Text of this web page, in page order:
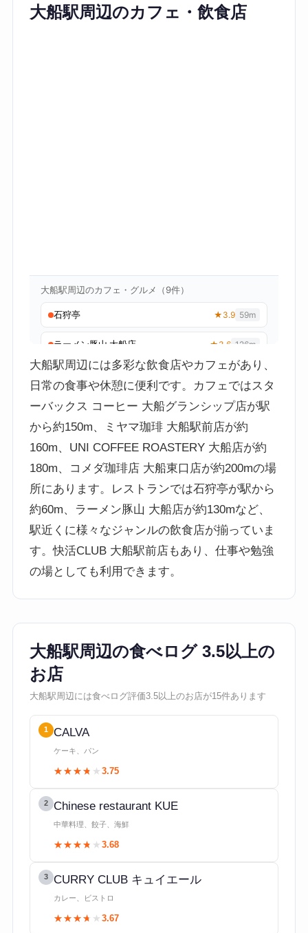
大船駅周辺のカフェ・飲食店
大船駅周辺には多彩な飲食店やカフェがあり、
日常の食事や休憩に便利です。カフェではスタ
ーバックス コーヒー 大船グランシップ店が駅
から約150m、ミヤマ珈琲 大船駅前店が約
160m、UNI COFFEE ROASTERY 大船店が約
180m、コメダ珈琲店 大船東口店が約200mの場
所にあります。レストランでは石狩亭が駅から
約60m、ラーメン豚山 大船店が約130mなど、
駅近くに様々なジャンルの飲食店が揃っていま
す。快活CLUB 大船駅前店もあり、仕事や勉強
の場としても利用できます。
大船駅周辺の食べログ 3.5以上の
お店
大船駅周辺には食べログ評価3.5以上のお店が15件あります
1 CALVA
ケーキ、パン
★★★★★
★★★★★ 3.75
2 Chinese restaurant KUE
中華料理、餃子、海鮮
★★★★★
★★★★★ 3.68
3 CURRY CLUB キュイエール
カレー、ビストロ
★★★★★
★★★★★ 3.67